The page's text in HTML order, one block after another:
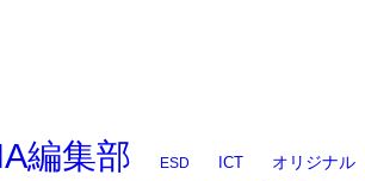
編集部 ESD ICT
オリジナル